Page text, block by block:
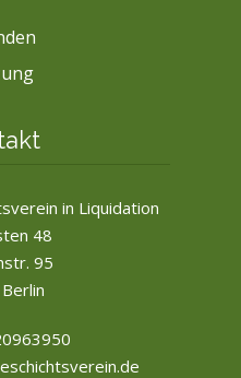
in Liquidation
48
95